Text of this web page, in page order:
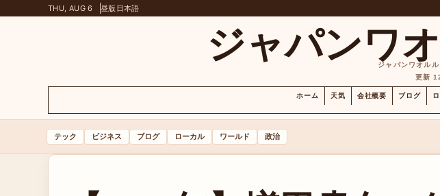
THU, AUG 6 昼版 日本語
ジャパンワジャパンワオル
更新
ホーム 天気 会社概要 ブログ
テック ビジネス ブログ ローカル ワールド 政治